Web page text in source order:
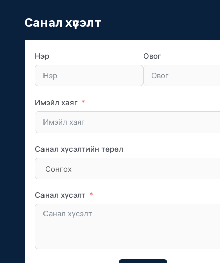
Санал хүсэлт
Нэр Овог
Имэйл хаяг
Санал хүсэлтийн төрөл
Санал хүсэлт